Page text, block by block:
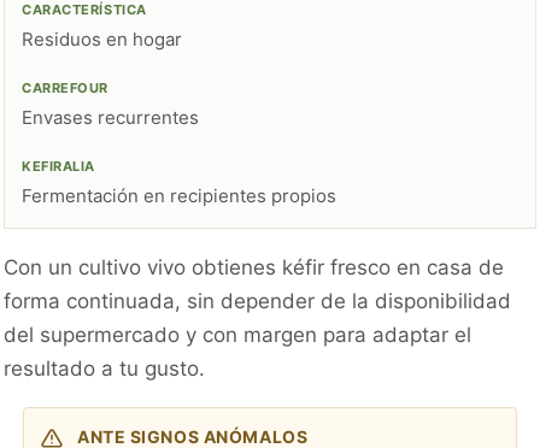
Residuos en hogar
Envases recurrentes
Fermentación en recipientes propios
Con un cultivo vivo obtienes kéfir fresco en casa de
forma continuada, sin depender de la disponibilidad
del supermercado y con margen para adaptar el
resultado a tu gusto.
ANTE SIGNOS ANÓMALOS